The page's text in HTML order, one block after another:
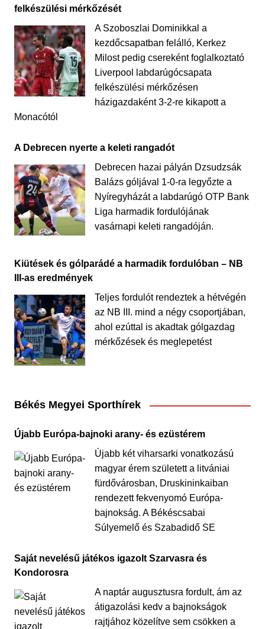
felkészülési mérkőzését
A Szoboszlai Dominikkal a
kezdőcsapatban felálló, Kerkez
Milost pedig csereként foglalkoztató
Liverpool labdarúgócsapata
felkészülési mérkőzésen
házigazdaként 3-2-re kikapott a
Monacótól
A Debrecen nyerte a keleti rangadót
Debrecen hazai pályán Dzsudzsák
Balázs góljával 1-0-ra legyőzte a
Nyíregyházát a labdarúgó OTP Bank
Liga harmadik fordulójának
vasárnapi keleti rangadóján.
Kiütések és gólparádé a harmadik fordulóban – NB
III-as eredmények
Teljes fordulót rendeztek a hétvégén
az NB III. mind a négy csoportjában,
ahol ezúttal is akadtak gólgazdag
mérkőzések és meglepetést
Békés Megyei Sporthírek
Újabb Európa-bajnoki arany- és ezüstérem
Újabb két viharsarki vonatkozású
magyar érem született a litvániai
fürdővárosban, Druskininkaiban
rendezett fekvenyomó Európa-
bajnokság. A Békéscsabai
Súlyemelő és Szabadidő SE
Saját nevelésű játékos igazolt Szarvasra és
Kondorosra
A naptár augusztusra fordult, ám az
átigazolási kedv a bajnokságok
rajtjához közelítve sem csökken a